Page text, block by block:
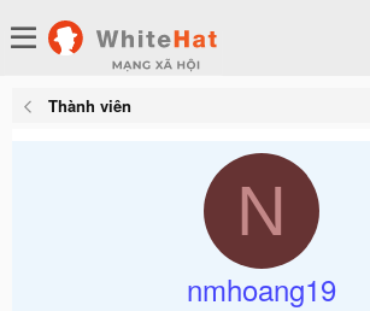
Thành viên
N
nmhoang19